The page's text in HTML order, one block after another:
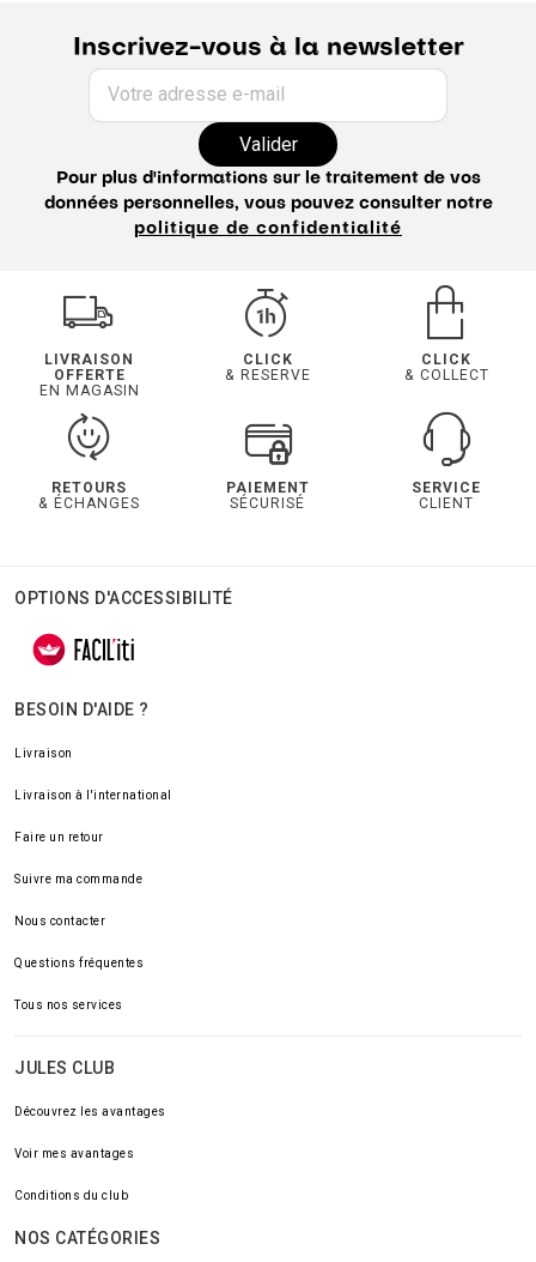
Inscrivez-vous à la newsletter
Votre adresse e-mail
Valider
Pour plus d'informations sur le traitement de vos
données personnelles, vous pouvez consulter notre
politique de confidentialité
LIVRAISON
OFFERTE
EN MAGASIN
CLICK
& RESERVE
CLICK
& COLLECT
RETOURS
& ÉCHANGES
PAIEMENT
SÉCURISÉ
SERVICE
CLIENT
OPTIONS D'ACCESSIBILITÉ
BESOIN D'AIDE ?
Livraison
Livraison à l'international
Faire un retour
Suivre ma commande
Nous contacter
Questions fréquentes
Tous nos services
JULES CLUB
Découvrez les avantages
Voir mes avantages
Conditions du club
NOS CATÉGORIES